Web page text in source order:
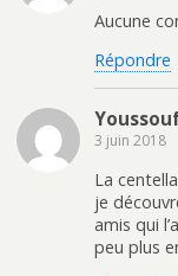
Aucune
Répondre
3 juin 2018
La
je
amis qui
peu plus